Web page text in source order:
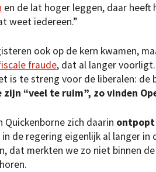
en de lat hoger leggen, daar heeft
weet iedereen.”
ook op de kern kwamen,
fraude, dat al langer
is te streng voor de liberalen: de
“veel te ruim”, zo vinden
Quickenborne zich daarin
de regering eigenlijk al langer in
dat merkten we zo niet binnen